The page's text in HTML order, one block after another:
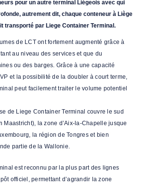
pour un autre terminal Liégeois avec qui
autrement dit, chaque conteneur à Liège
transporté par Liege Container Terminal.
de LCT ont fortement augmenté grâce à
au niveau des services et que du
ou des barges. Grâce à une capacité
et la possibilité de la doubler à court terme,
peut facilement traiter le volume potentiel
de Liege Container Terminal couvre le sud
Maastricht), la zone d’Aix-la-Chapelle jusque
la région de Tongres et bien
partie de la Wallonie.
est reconnu par la plus part des lignes
officiel, permettant d’agrandir la zone